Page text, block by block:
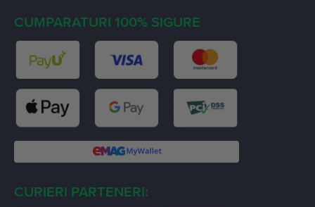
CUMPARATURI 100% SIGURE
CURIERI PARTENERI: